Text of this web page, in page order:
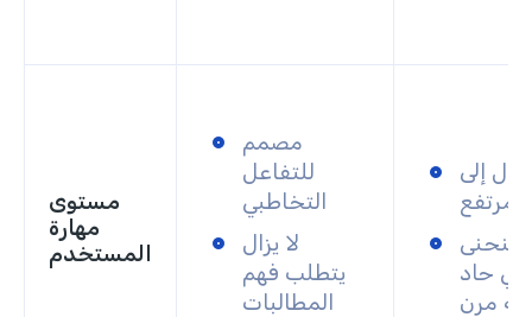
مستوى
مهارة
المستخدم
مصمم
للتفاعل
التخاطبي
لا يزال
يتطلب فهم
المطالبات
إلى
مرتفع
منحنى
حاد
مرن